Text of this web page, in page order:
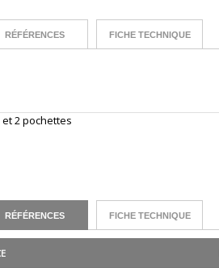
RÉFÉRENCES FICHE TECHNIQUE
2 pochettes
RÉFÉRENCES FICHE TECHNIQUE